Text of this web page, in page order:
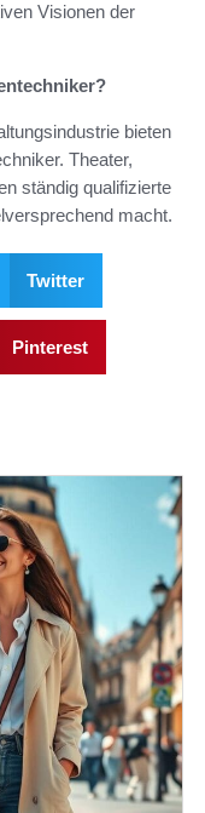
Visionen der
bieten
Theater,
ständig qualifizierte
macht.
Twitter
Pinterest